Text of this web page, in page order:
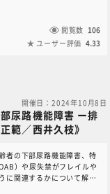
護者への負担軽減・業務効
護者への生活の質の変化を
例について紹介する。最後
るための取組について紹介
ツに関するお問い合わせ
）までご連絡く
閲覧数 106
ユーザー評価 4.33
開催日：2024年10月8日
尿路機能障害​ ー排
範／西井久枝》​
者の下部尿路機能障害、特
）や尿失禁がフレイルや
に関連するかについて解説